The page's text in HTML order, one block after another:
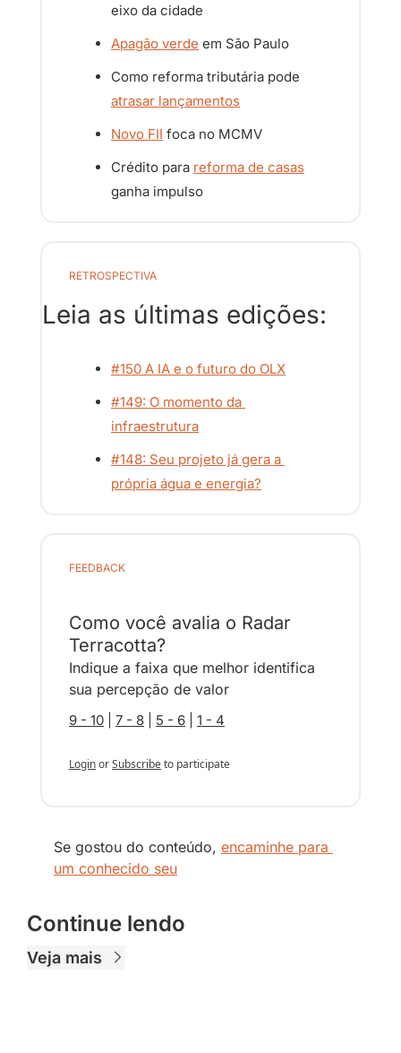
eixo da cidade
Apagão verde em São Paulo
atrasar lançamentos
Novo FII foca no MCMV
Crédito para reforma de casas
ganha impulso
RETROSPECTIVA
Leia as últimas edições:
#150 A IA e o futuro do OLX
#149: O momento da
infraestrutura
#148: Seu projeto já gera a
própria água e energia?
FEEDBACK
Como você avalia o Radar
Terracotta?
Indique a faixa que melhor identifica
sua percepção de valor
9 - 10 7 - 8 5 - 6 1 - 4
LoginorSubscribeto participate
Se gostou do conteúdo, encaminhe para
um conhecido seu
Continue lendo
Veja mais